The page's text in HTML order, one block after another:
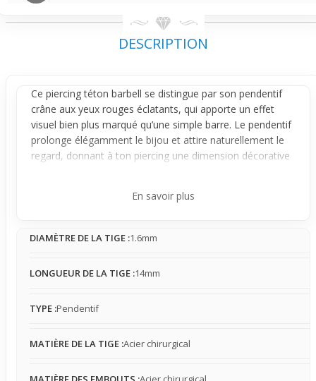
DESCRIPTION
Ce piercing téton barbell se distingue par son pendentif
crâne aux yeux rouges éclatants, qui apporte un effet
visuel bien plus marqué qu’une simple barre. Le pendentif
prolonge élégamment le bijou et attire naturellement le
regard, donnant à ton piercing une dimension décorative
barbell assure un maintien sécurisé. Le pendentif
mais sans jamais devenir gênant. Cette sensation reste
structure facilite la pose tout en garantissant la solidité du
Idéal pour un usage occasionnel, ce piercing est parfait
En savoir plus
DIAMÈTRE DE LA TIGE :1.6mm
LONGUEUR DE LA TIGE :14mm
TYPE :Pendentif
MATIÈRE DE LA TIGE :Acier chirurgical